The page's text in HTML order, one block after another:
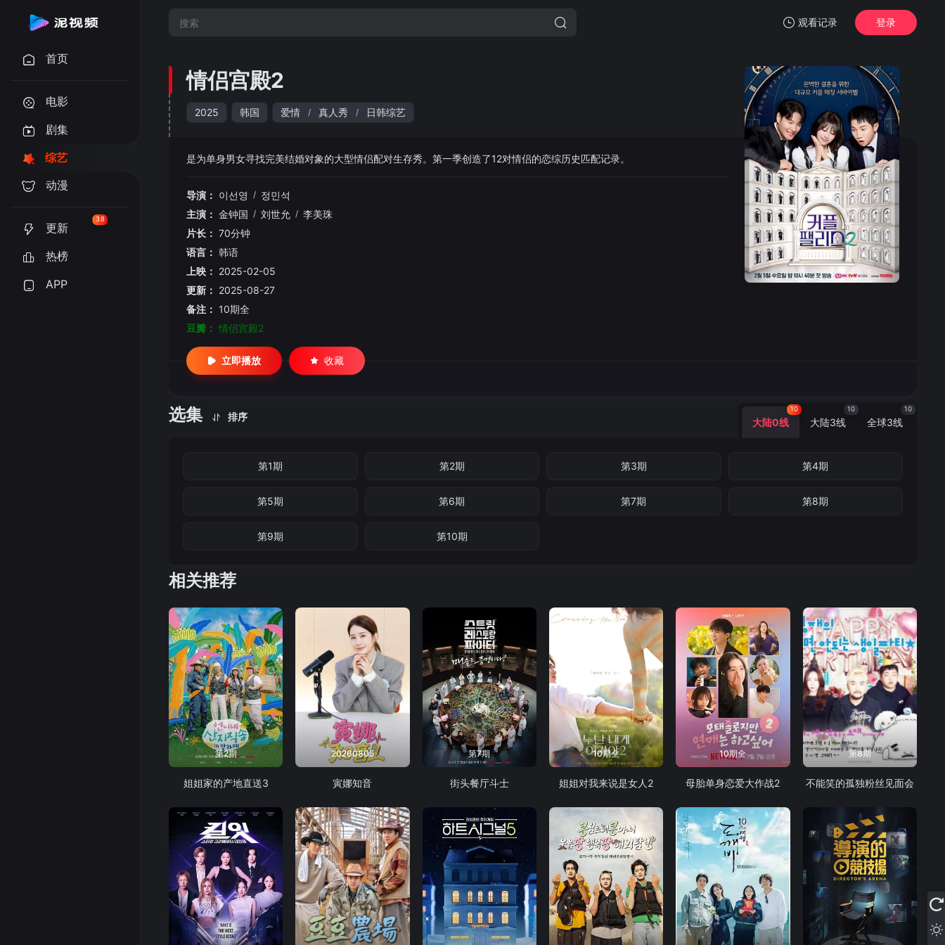
观看记录
暂无观看影片的记录
登录
首页
电影
剧集
综艺
动漫
更新
38
热榜
APP
情侣宫殿2
2025 韩国 爱情 / 真人秀 / 日韩综艺
是为单身男女寻找完美结婚对象的大型情侣配对生存秀。第一季创造了12对情侣的恋综历史匹配记录。
导演： 이선영 / 정민석
主演： 金钟国 / 刘世允 / 李美珠
片长： 70分钟
语言： 韩语
上映： 2025-02-05
更新： 2025-08-27
备注： 10期全
豆瓣： 情侣宫殿2
立即播放 收藏
选集 排序 大陆0线
10
大陆3线
10
全球3线
10
第1期 第2期 第3期 第4期
第5期 第6期 第7期 第8期
第9期 第10期
相关推荐
第2期
姐姐家的产地直送3
20260805
寅娜知音
第7期
街头餐厅斗士
10期全
姐姐对我来说是女人2
10期全
母胎单身恋爱大作战2
第8期
不能笑的孤独粉丝见面会